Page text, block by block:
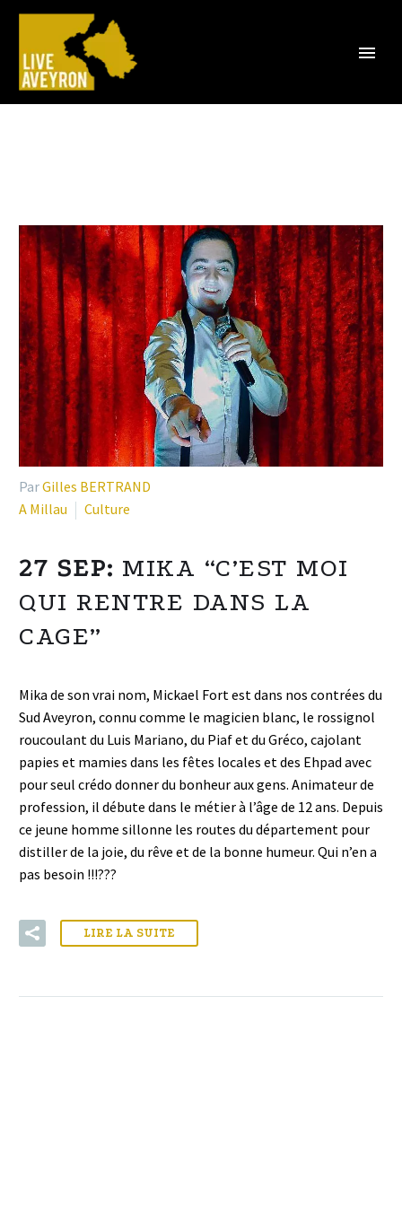
ParGilles BERTRAND
A Millau
Culture
27 SEP: MIKA “C’EST MOI
QUI RENTRE DANS LA
CAGE”
Mika de son vrai nom, Mickael Fort est dans nos contrées du
Sud Aveyron, connu comme le magicien blanc, le rossignol
roucoulant du Luis Mariano, du Piaf et du Gréco, cajolant
papies et mamies dans les fêtes locales et des Ehpad avec
pour seul crédo donner du bonheur aux gens. Animateur de
profession, il débute dans le métier à l’âge de 12 ans. Depuis
ce jeune homme sillonne les routes du département pour
distiller de la joie, du rêve et de la bonne humeur. Qui n’en a
pas besoin !!!???
LIRE LA SUITE